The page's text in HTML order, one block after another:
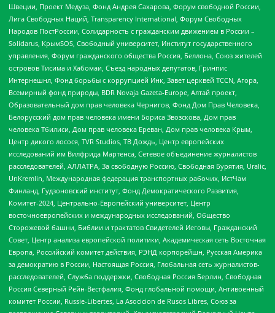
Швеции, Проект Медуза, Фонд Андрея Сахарова, Форум свободной России,
Лига Свободных Наций, Transparеncy International, Форум Свободных
Народов ПостРоссии, Солидарность с гражданским движением в России –
Solidarus, КрымSOS, Свободный университет, Институт государственного
управления, Форум гражданского общества Россия, Беллона, Союз жителей
островов Тисима и Хабомаи, Съезд народных депутатов, Гринпис
Интернешнл, Фонд борьбы с коррупцией Инк, Завет церквей TCCN, Агора,
Всемирный фонд природы, BDR Novaja Gazeta-Europe, Алтай проект,
Образовательный дом прав человека Чернигов, Фонд Дом Прав Человека,
Белорусский дом прав человека имени Бориса Звозскова, Дом прав
человека Тбилиси, Дом прав человека Ереван, Дом прав человека Крым,
Центр дикого лосося, TVR Studios, ТВ Дождь, Центр европейских
исследований им Вилфрида Мартенса, Сетевое объединение журналистов
расследователей, АЛЛАТРА, За свободную Россию, Свободная Бурятия, Uralic,
UnKremlin, Международная федерация транспортных рабочих, ИстЧам
Финланд, Гудзоновский институт, Фонд Демократического Развития,
Комитет-2024, Центрально-Европейский университет, Центр
восточноевропейских и международных исследований, Общество
Сторожевой башни, Библии и трактатов Свидетелей Иеговы, Гражданский
Совет, Центр анализа европейской политики, Академическая сеть Восточная
Европа, Российский комитет действия, РЭНД корпорейшн, Русская Америка
за демократию в России, Настоящая Россия, Глобальная сеть журналистов-
расследователей, Служба поддержки, Свободная Россия Берлин, Свободная
Россия Северный Рейн-Вестфалия, Фонд глобальной помощи, Антивоенный
комитет России, Russie-Libertes, La Asocicion de Rusos Libres, Союз за